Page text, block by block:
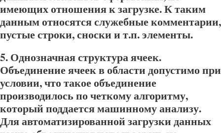
имеющих отношения к загрузке.К таким
данным относятся служебные комментарии,
пустые строки, сноски и т.п. элементы.
5.Однозначная структура ячеек.
Объединение ячеек в области допустимо при
условии, что такое объединение
производилось по четкому алгоритму,
который поддается машинному анализу.
Для автоматизированной загрузки данных